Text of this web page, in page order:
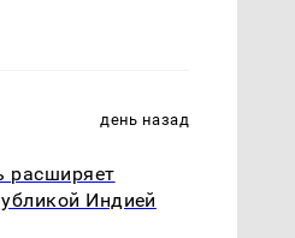
день назад
расширяет
Индией